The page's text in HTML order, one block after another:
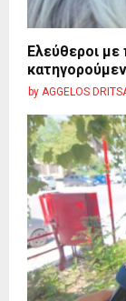
Ελεύθεροι με
by AGGELOS